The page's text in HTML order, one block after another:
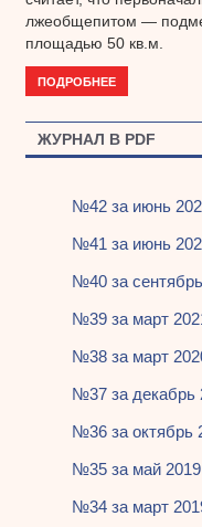
лжеобщепитом —
площадью 50 кв.м.
ПОДРОБНЕЕ
ЖУРНАЛ В PDF
№42 за июнь
№41 за июнь
№40 за
№39 за март
№38 за март
№37 за декабрь
№36 за октябрь
№35 за май 2019
№34 за март